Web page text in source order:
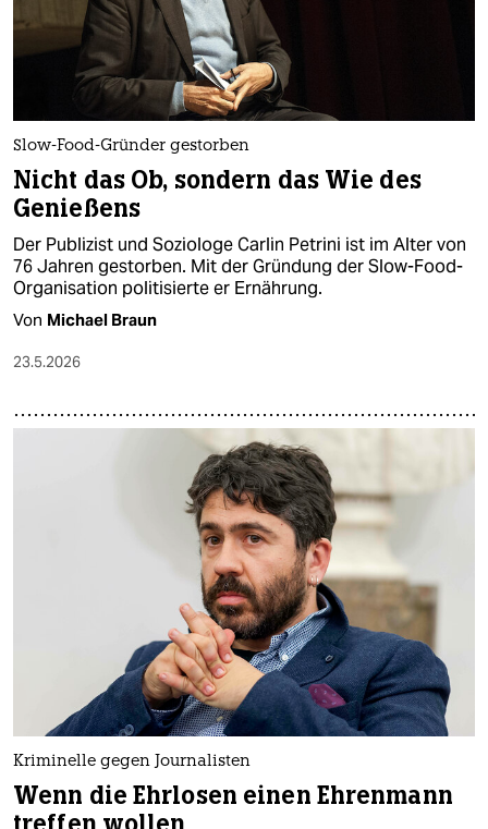
Slow-Food-Gründer gestorben
Nicht das Ob, sondern das Wie des
Genießens
Der Publizist und Soziologe Carlin Petrini ist im Alter von
76 Jahren gestorben. Mit der Gründung der Slow-Food-
Organisation politisierte er Ernährung.
Von Michael Braun
23.5.2026
Kriminelle gegen Journalisten
Wenn die Ehrlosen einen Ehrenmann